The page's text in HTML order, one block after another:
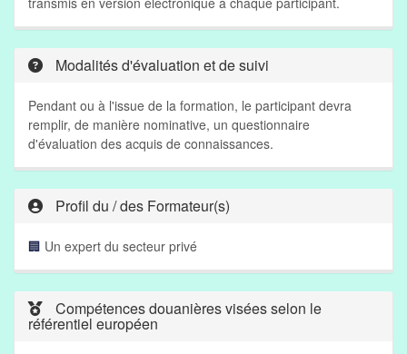
Modalités d'évaluation et de suivi
Pendant ou à l'issue de la formation, le participant devra
remplir, de manière nominative, un questionnaire
d'évaluation des acquis de connaissances.
Profil du / des Formateur(s)
🏢 Un expert du secteur privé
Compétences douanières visées selon le
référentiel européen